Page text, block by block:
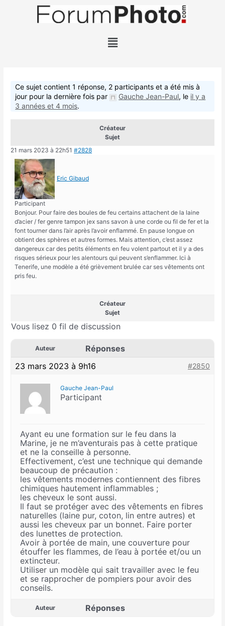
Ce sujet contient 1 réponse, 2 participants et a été mis à
jour pour la dernière fois par
Gauche Jean-Paul, le il y a
3 années et 4 mois.
Créateur
Sujet
21 mars 2023 à 22h51 #2828
Eric Gibaud
Participant
Bonjour. Pour faire des boules de feu certains attachent de la laine
d’acier / fer genre tampon jex sans savon à une corde ou fil de fer et la
font tourner dans l’air après l’avoir enflammé. En pause longue on
obtient des sphères et autres formes. Mais attention, c’est assez
dangereux car des petits éléments en feu volent partout et il y a des
risques sérieux pour les alentours qui peuvent s’enflammer. Ici à
Tenerife, une modèle a été grièvement brulée car ses vêtements ont
pris feu.
Créateur
Sujet
Vous lisez 0 fil de discussion
Auteur
Réponses
23 mars 2023 à 9h16
#2850
Gauche Jean-Paul
Participant
Ayant eu une formation sur le feu dans la
Marine, je ne m’aventurais pas à cette pratique
et ne la conseille à personne.
Effectivement, c’est une technique qui demande
beaucoup de précaution :
les vêtements modernes contiennent des fibres
chimiques hautement inflammables ;
les cheveux le sont aussi.
Il faut se protéger avec des vêtements en fibres
naturelles (laine pur, coton, lin entre autres) et
aussi les cheveux par un bonnet. Faire porter
des lunettes de protection.
Avoir à portée de main, une couverture pour
étouffer les flammes, de l’eau à portée et/ou un
extincteur.
Utiliser un modèle qui sait travailler avec le feu
et se rapprocher de pompiers pour avoir des
conseils.
Auteur Réponses